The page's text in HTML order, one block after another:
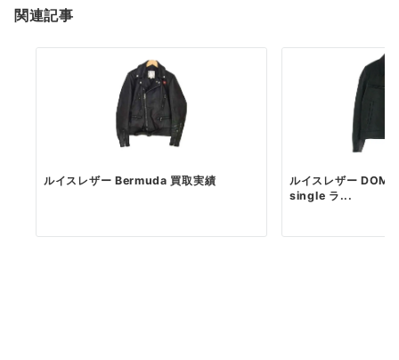
関連記事
ルイスレザー Bermuda 買取実績
ルイスレザー
single ラ...